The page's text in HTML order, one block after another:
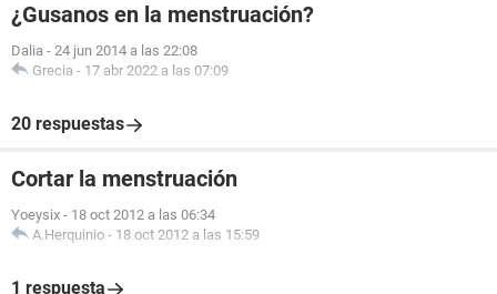
¿Gusanos en la menstruación?
Dalia - 24 jun 2014 a las 22:08
Grecia - 17 abr 2022 a las 07:09
20 respuestas
Cortar la menstruación
Yoeysix - 18 oct 2012 a las 06:34
A.Herquinio - 18 oct 2012 a las 15:59
1 respuesta